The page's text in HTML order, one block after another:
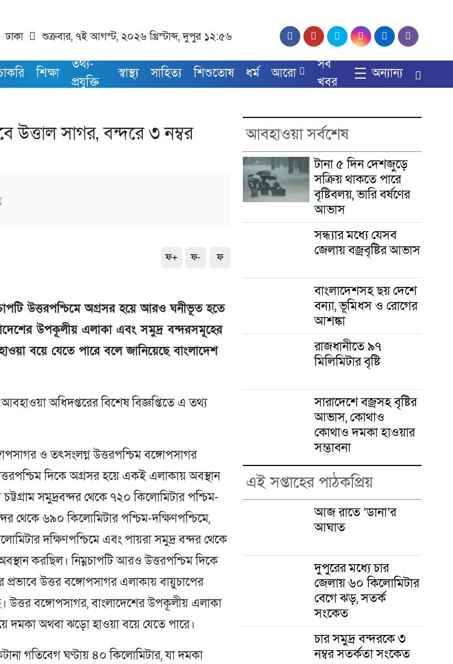
ঢাকা শুক্রবার, ৭ই আগস্ট, ২০২৬ খ্রিস্টাব্দ, দুপুর ১২:৫৬
শিক্ষা
তথ্য-
প্রযুক্তি
স্বাস্থ্য সাহিত্য শিশুতোষ ধর্ম আরো
সব
খবর
অন্যান্য
উত্তাল সাগর, বন্দরে ৩ নম্বর
ফ+ ফ- ফ
উত্তরপশ্চিমে অগ্রসর হয়ে আরও ঘনীভূত হতে
উপকূলীয় এলাকা এবং সমুদ্র বন্দরসমূহের
বয়ে যেতে পারে বলে জানিয়েছে বাংলাদেশ
অধিদপ্তরের বিশেষ বিজ্ঞপ্তিতে এ তথ্য
ও তৎসংলগ্ন উত্তরপশ্চিম বঙ্গোপসাগর
দিকে অগ্রসর হয়ে একই এলাকায় অবস্থান
সমুদ্রবন্দর থেকে ৭২০ কিলোমিটার পশ্চিম-
থেকে ৬৯০ কিলোমিটার পশ্চিম-দক্ষিণপশ্চিমে,
দক্ষিণপশ্চিমে এবং পায়রা সমুদ্র বন্দর থেকে
করছিল। নিম্নচাপটি আরও উত্তরপশ্চিম দিকে
উত্তর বঙ্গোপসাগর এলাকায় বায়ুচাপের
উত্তর বঙ্গোপসাগর, বাংলাদেশের উপকূলীয় এলাকা
দমকা অথবা ঝড়ো হাওয়া বয়ে যেতে পারে।
গতিবেগ ঘণ্টায় ৪০ কিলোমিটার, যা দমকা
আবহাওয়া সর্বশেষ
টানা ৫ দিন দেশজুড়ে
সক্রিয় থাকতে পারে
বৃষ্টিবলয়, ভারি বর্ষণের
আভাস
সন্ধ্যার মধ্যে যেসব
জেলায় বজ্রবৃষ্টির আভাস
বাংলাদেশসহ ছয় দেশে
বন্যা, ভূমিধস ও রোগের
আশঙ্কা
রাজধানীতে ৯৭
মিলিমিটার বৃষ্টি
সারাদেশে বজ্রসহ বৃষ্টির
আভাস, কোথাও
কোথাও দমকা হাওয়ার
সম্ভাবনা
এই সপ্তাহের পাঠকপ্রিয়
আজ রাতে ‘ডানা’র
আঘাত
দুপুরের মধ্যে চার
জেলায় ৬০ কিলোমিটার
বেগে ঝড়, সতর্ক
সংকেত
চার সমুদ্র বন্দরকে ৩
নম্বর সতর্কতা সংকেত